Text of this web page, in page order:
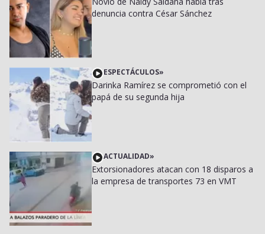
denuncia contra César Sánchez
ESPECTÁCULOS»
Darinka Ramírez se comprometió con el
papá de su segunda hija
ACTUALIDAD»
Extorsionadores atacan con 18 disparos a
la empresa de transportes 73 en VMT